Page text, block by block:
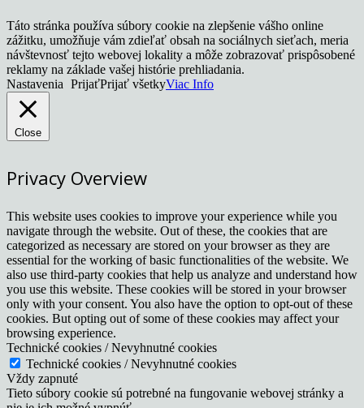
Táto stránka používa súbory cookie na zlepšenie vášho online
zážitku, umožňuje vám zdieľať obsah na sociálnych sieťach, meria
návštevnosť tejto webovej lokality a môže zobrazovať prispôsobené
reklamy na základe vašej histórie prehliadania.
Nastavenia PrijaťPrijať všetkyViac Info
Close
Privacy Overview
This website uses cookies to improve your experience while you
navigate through the website. Out of these, the cookies that are
categorized as necessary are stored on your browser as they are
essential for the working of basic functionalities of the website. We
also use third-party cookies that help us analyze and understand how
you use this website. These cookies will be stored in your browser
only with your consent. You also have the option to opt-out of these
cookies. But opting out of some of these cookies may affect your
browsing experience.
Technické cookies / Nevyhnutné cookies
Technické cookies / Nevyhnutné cookies
Vždy zapnuté
Tieto súbory cookie sú potrebné na fungovanie webovej stránky a